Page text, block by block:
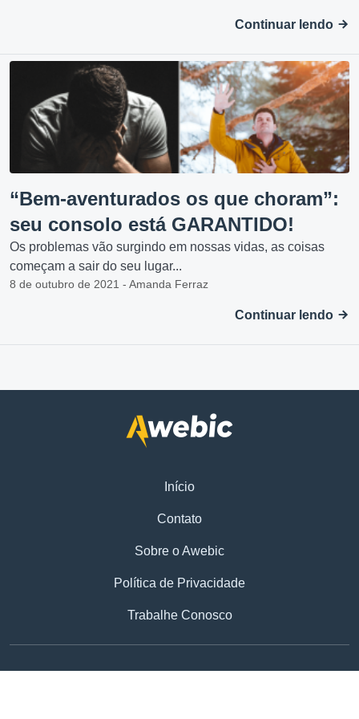
Continuar lendo
“Bem-aventurados os que choram”:
seu consolo está GARANTIDO!
Os problemas vão surgindo em nossas vidas, as coisas
começam a sair do seu lugar...
8 de outubro de 2021 - Amanda Ferraz
Continuar lendo
Início
Contato
Sobre o Awebic
Política de Privacidade
Trabalhe Conosco